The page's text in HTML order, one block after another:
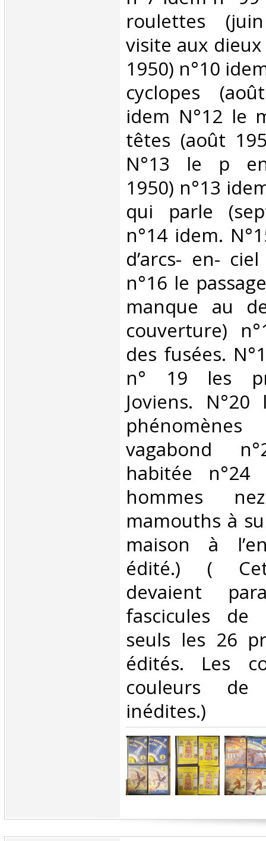
roulettes
visite aux
1950) n°10
cyclopes
idem N°12 le
têtes (août
N°13 le p
1950) n°13
qui parle
n°14 idem.
d’arcs- en-
n°16 le
manque au
couverture)
des fusées.
n° 19 les
Joviens.
vagabond
habitée
hommes
mamouths à
maison à
édité.) (
devaient
fascicules
seuls les 26
édités. Les
couleurs de
inédites.) ‎